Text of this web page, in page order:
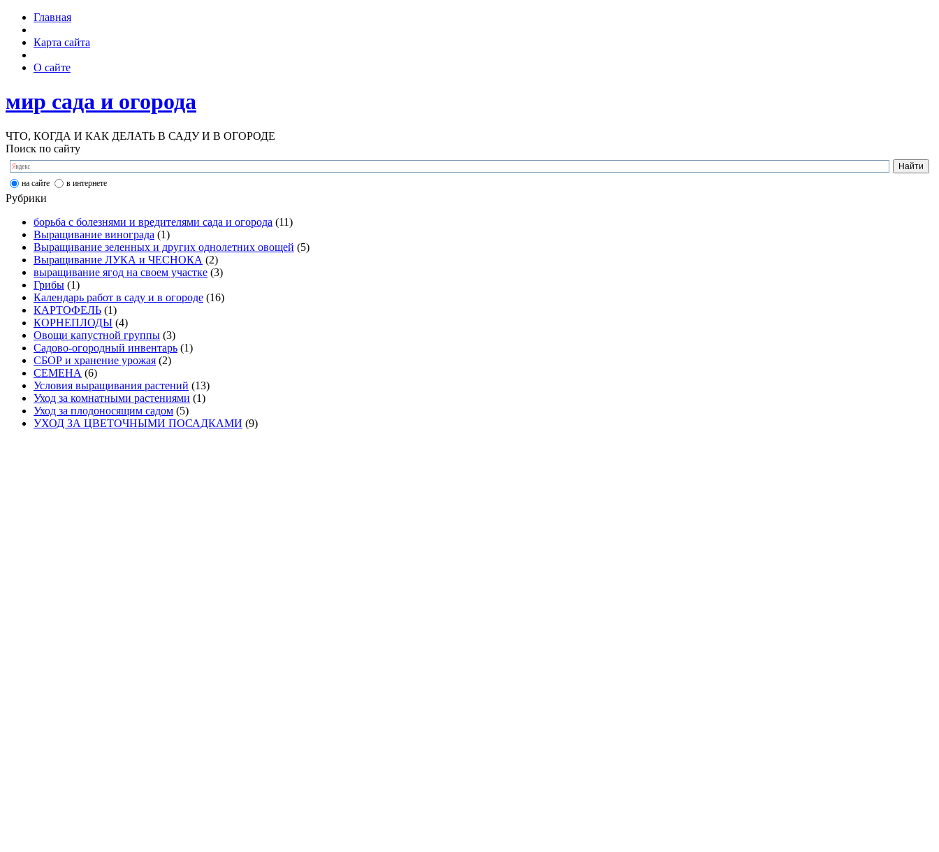
Главная
Карта сайта
О сайте
мир сада и огорода
ЧТО, КОГДА И КАК ДЕЛАТЬ В САДУ И В ОГОРОДЕ
Поиск по сайту
на сайте в интернете
Рубрики
борьба с болезнями и вредителями сада и огорода (11)
Выращивание винограда (1)
Выращивание зеленных и других однолетних овощей (5)
Выращивание ЛУКА и ЧЕСНОКА (2)
выращивание ягод на своем участке (3)
Грибы (1)
Календарь работ в саду и в огороде (16)
КАРТОФЕЛЬ (1)
КОРНЕПЛОДЫ (4)
Овощи капустной группы (3)
Садово-огородный инвентарь (1)
СБОР и хранение урожая (2)
СЕМЕНА (6)
Условия выращивания растений (13)
Уход за комнатными растениями (1)
Уход за плодоносящим садом (5)
УХОД ЗА ЦВЕТОЧНЫМИ ПОСАДКАМИ (9)